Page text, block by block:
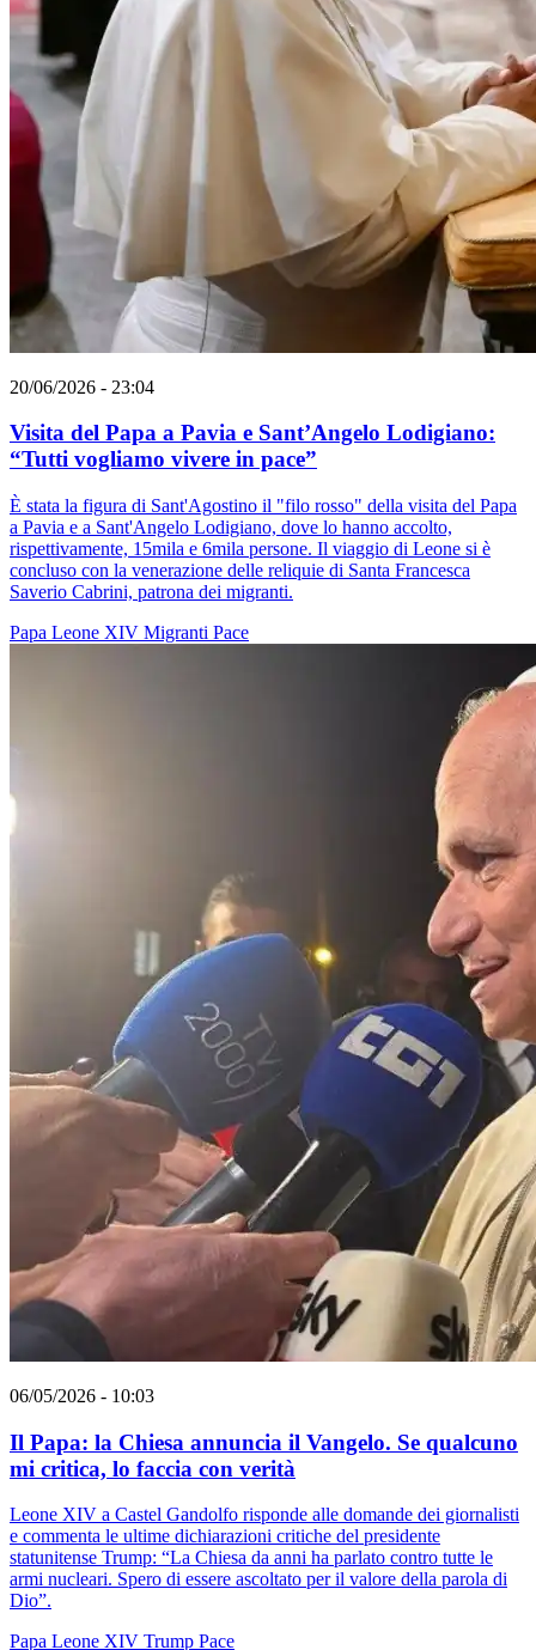
20/06/2026 - 23:04
Visita del Papa a Pavia e Sant’Angelo Lodigiano:
“Tutti vogliamo vivere in pace”
È stata la figura di Sant'Agostino il "filo rosso" della visita del Papa
a Pavia e a Sant'Angelo Lodigiano, dove lo hanno accolto,
rispettivamente, 15mila e 6mila persone. Il viaggio di Leone si è
concluso con la venerazione delle reliquie di Santa Francesca
Saverio Cabrini, patrona dei migranti.
Papa Leone XIV Migranti Pace
06/05/2026 - 10:03
Il Papa: la Chiesa annuncia il Vangelo. Se qualcuno
mi critica, lo faccia con verità
Leone XIV a Castel Gandolfo risponde alle domande dei giornalisti
e commenta le ultime dichiarazioni critiche del presidente
statunitense Trump: “La Chiesa da anni ha parlato contro tutte le
armi nucleari. Spero di essere ascoltato per il valore della parola di
Dio”.
Papa Leone XIV Trump Pace